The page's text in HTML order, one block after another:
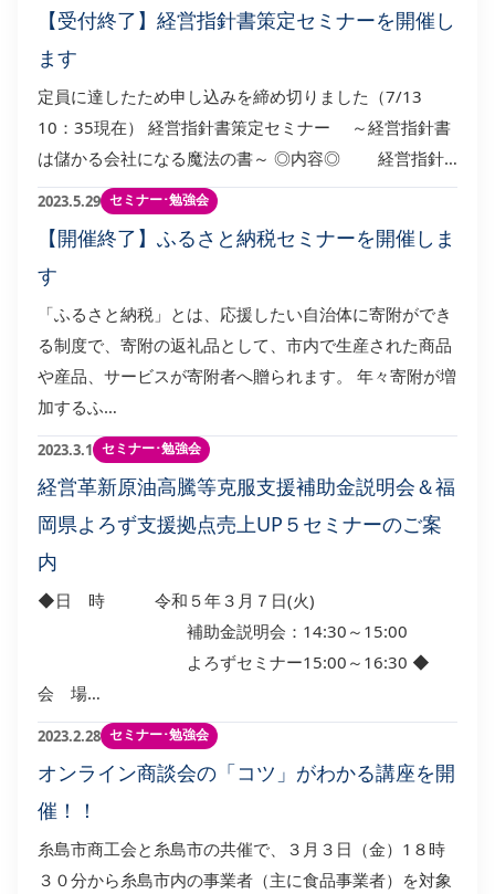
【受付終了】経営指針書策定セミナーを開催し
ます
定員に達したため申し込みを締め切りました（7/13
10：35現在） 経営指針書策定セミナー ～経営指針書
は儲かる会社になる魔法の書～ ◎内容◎ 経営指針…
2023.5.29 セミナー･勉強会
【開催終了】ふるさと納税セミナーを開催しま
す
「ふるさと納税」とは、応援したい自治体に寄附ができ
る制度で、寄附の返礼品として、市内で生産された商品
や産品、サービスが寄附者へ贈られます。 年々寄附が増
加するふ…
2023.3.1 セミナー･勉強会
経営革新原油高騰等克服支援補助金説明会＆福
岡県よろず支援拠点売上UP５セミナーのご案
内
◆日 時 令和５年３月７日(火)
補助金説明会：14:30～15:00
よろずセミナー15:00～16:30 ◆
会 場…
2023.2.28 セミナー･勉強会
オンライン商談会の「コツ」がわかる講座を開
催！！
糸島市商工会と糸島市の共催で、３月３日（金）1８時
３０分から糸島市内の事業者（主に食品事業者）を対象